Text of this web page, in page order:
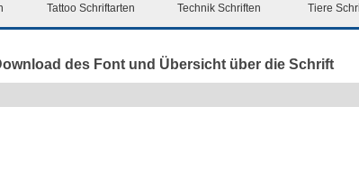
Tattoo Schriftarten Technik Schriften Tiere
des Font und Übersicht über die Schrift